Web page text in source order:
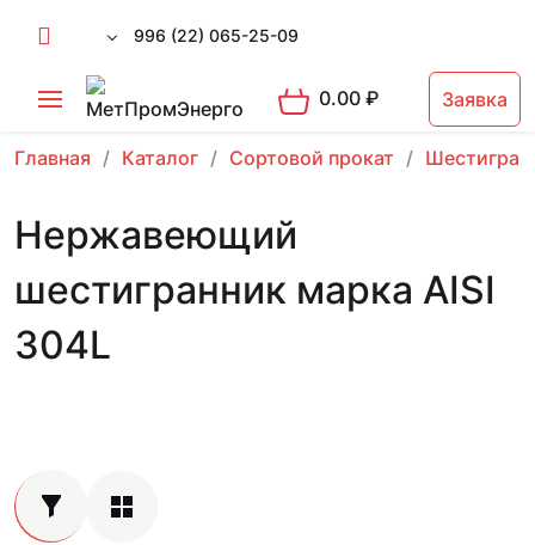
996 (22) 065-25-09
0.00₽ Заявка
Главная Каталог Сортовой прокат
Нержавеющий
шестигранник марка AISI
304L